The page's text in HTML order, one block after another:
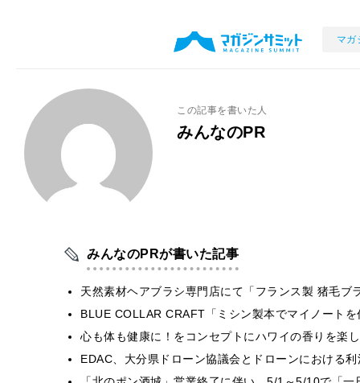
マガ
この記事を書いた人
みんなのPR
みんなのPRが書いた記事
天然素材ヘアブラシ専門店にて「フランス製 猪毛ブ
BLUE COLLAR CRAFT「ミシン製本でマイノート
心も体も健康に！をコンセプトにハワイの香りを楽
EDAC、大分県ドローン協議会とドローンにおける